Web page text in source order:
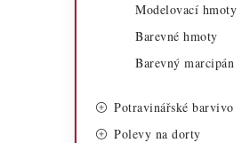
Modelovací hmoty
Barevné hmoty
Barevný marcipán
Potravinářské barvivo
Polevy na dorty